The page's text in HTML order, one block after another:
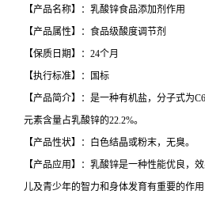
【产品名称】：乳酸锌食品添加剂作用
【产品属性】：食品级酸度调节剂
【保质日期】：24个月
【执行标准】：国标
【产品简介】：是一种有机盐，分子式为
元素含量占乳酸锌的22.2%。
【产品性状】：白色结晶或粉末，无臭。
【产品应用】：乳酸锌是一种性能优良，
儿及青少年的智力和身体发育有重要的作